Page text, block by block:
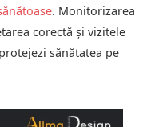
. Monitorizarea
corectă și vizitele
sănătatea pe